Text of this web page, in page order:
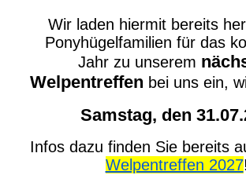
Wir laden hiermit bereits
Ponyhügelfamilien für das
Jahr zu unserem
Welpentreffen bei uns ein,
Samstag, den
Infos dazu finden Sie bereits
Welpentreffen 2027!